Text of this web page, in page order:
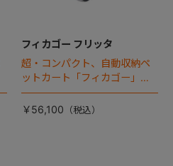
フィカゴー フリッタ
超・コンパクト、自動収納ペ
ットカート「フィカゴー」に
キャビン着脱タイプが新登
場！
￥56,100